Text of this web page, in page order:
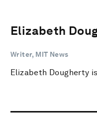
Elizabeth
Writer, MIT News
Elizabeth Dougherty